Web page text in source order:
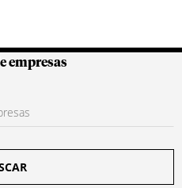
empresas